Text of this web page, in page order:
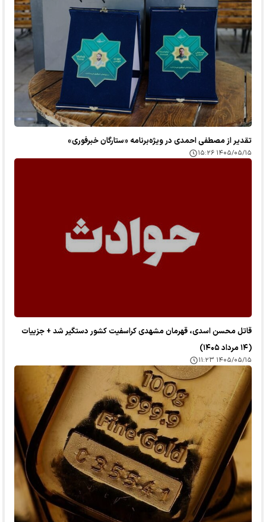
تقدیر از مصطفی احمدی در ویژه‌برنامه «ستارگان خبرفوری»
۱۴۰۵/۰۵/۱۵ ۱۵:۲۶
قاتل محسن اسدی، قهرمان مشهدی کراسفیت کشور دستگیر شد + جزییات
(۱۴ مرداد ۱۴۰۵)
۱۴۰۵/۰۵/۱۵ ۱۱:۲۳